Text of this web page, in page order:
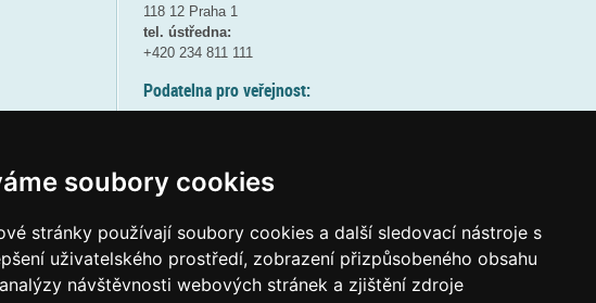
soubory cookies
stránky používají soubory cookies a další sledovací nástroje s
uživatelského prostředí, zobrazení přizpůsobeného obsahu
návštěvnosti webových stránek a zjištění zdroje
118 12 Praha 1
tel. ústředna:
+420 234 811 111
Podatelna pro veřejnost:
(více informací
Elektronická podatelna:
posta@msmtgov cz